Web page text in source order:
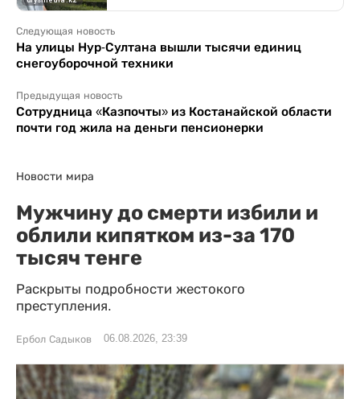
Следующая новость
На улицы Нур-Султана вышли тысячи единиц
снегоуборочной техники
Предыдущая новость
Сотрудница «Казпочты» из Костанайской области
почти год жила на деньги пенсионерки
Новости мира
Мужчину до смерти избили и
облили кипятком из-за 170
тысяч тенге
Раскрыты подробности жестокого
преступления.
Ербол Садыков 06.08.2026, 23:39